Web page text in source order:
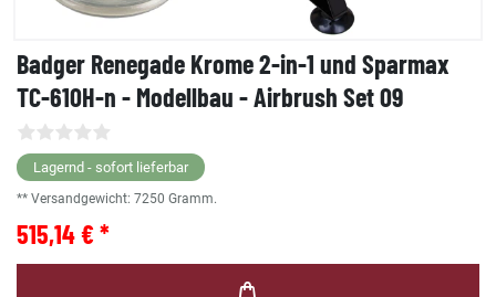
Badger Renegade Krome 2-in-1 und Sparmax
TC-610H-n - Modellbau - Airbrush Set 09
Lagernd - sofort lieferbar
** Versandgewicht: 7250 Gramm.
515,14 € *